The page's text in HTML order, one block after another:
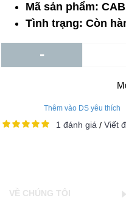
Mã sản phẩm:
Tình trạng: Còn
-
Thêm vào DS yêu thích
1 đánh giá / Viết
VỀ CHÚNG TÔI